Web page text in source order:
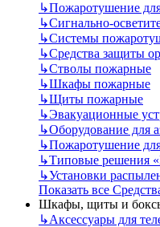
↳Пожаротушение
↳Сигнально-
↳Системы
↳Средства защиты
↳Стволы пожарные
↳Шкафы пожарные
↳Щиты пожарные
↳Эвакуационные
↳Оборудование для
↳Пожаротушение
↳Типовые решения
↳Установки
Показать все
Шкафы, щиты и
↳Аксессуары для